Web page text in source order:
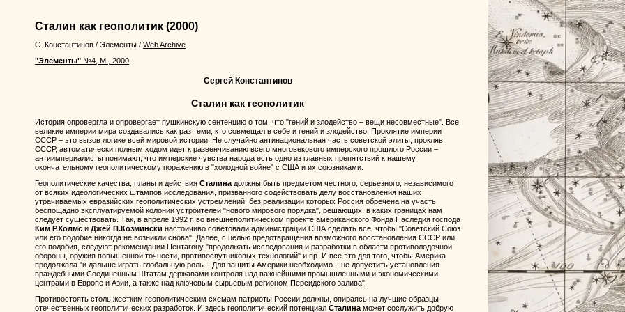
Сталин как геополитик (2000)
С. Константинов / Элементы / Web Archive
"Элементы" №4, М., 2000
Сергей Константинов
Сталин как геополитик
История опровергла и опровергает пушкинскую сентенцию о том, что "гений и злодейство – вещи несовместные". Все
великие империи мира создавались как раз теми, кто совмещал в себе и гений и злодейство. Проклятие империи
СССР – это вызов логике всей мировой истории. Не случайно антинациональная часть советской элиты, прокляв
СССР, автоматически полным ходом идет к развенчиванию всего многовекового имперского прошлого России –
антиимпериалисты понимают, что имперские чувства народа есть одно из главных препятствий к нашему
окончательному геополитическому поражению в "холодной войне" с США и их союзниками.
Геополитические качества, планы и действия Сталина должны быть предметом честного, серьезного, независимого
от всяких идеологических штампов исследования, призванного содействовать делу восстановления наших
утрачиваемых евразийских геополитических устремлений, без реализации которых Россия обречена на участь
беспощадно эксплуатируемой колонии устроителей "нового мирового порядка", решающих, в каких границах нам
следует существовать. Так, в апреле 1992 г. во внешнеполитическом проекте американского Фонда Наследия господа
Ким Р.Холмс и Джей П.Козмински настойчиво советовали администрации США сделать все, чтобы "Советский Союз
или его подобие никогда не возникли снова". Далее, с целью предотвращения возможного восстановления СССР или
его подобия, следуют рекомендации Пентагону "продолжать исследования и разработки в области противолодочной
обороны, оружия повышенной точности, противоспутниковых технологий" и пр. И все это для того, чтобы Америка
продолжала "и дальше играть глобальную роль... Для защиты Америки необходимо... не допустить установления
враждебными Соединенным Штатам державами контроля над важнейшими промышленными и экономическими
центрами в Европе и Азии, а также над ключевым сырьевым регионом Персидского залива".
Противостоять столь жестким геополитическим схемам патриоты России должны, опираясь на лучшие образцы
отечественных геополитических разработок. И здесь геополитический потенциал Сталина может сослужить добрую